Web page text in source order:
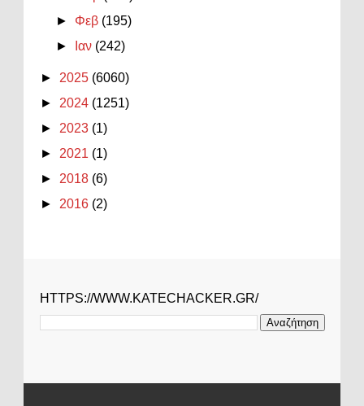
► Φεβ (195)
►
Ιαν (242)
► 2025 (6060)
► 2024 (1251)
► 2023 (1)
► 2021 (1)
► 2018 (6)
► 2016 (2)
HTTPS://WWW.KATECHACKER.GR/